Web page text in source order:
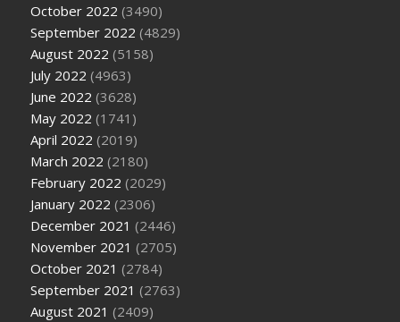
October 2022 (3490)
September 2022 (4829)
August 2022 (5158)
July 2022 (4963)
June 2022 (3628)
May 2022 (1741)
April 2022 (2019)
March 2022 (2180)
February 2022 (2029)
January 2022 (2306)
December 2021 (2446)
November 2021 (2705)
October 2021 (2784)
September 2021 (2763)
August 2021 (2409)